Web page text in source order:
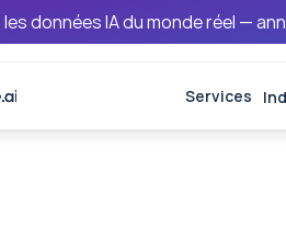
les données IA du monde réel —
Services